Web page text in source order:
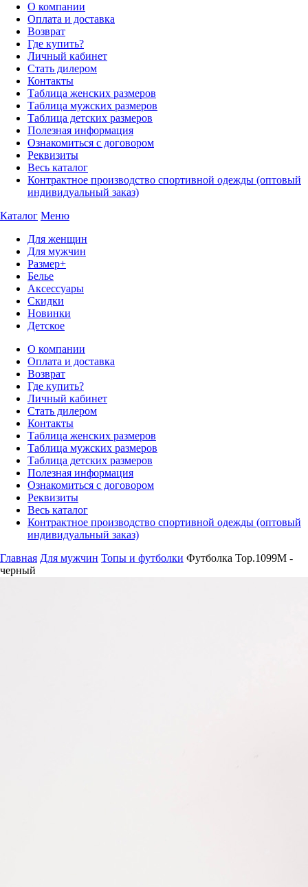
О компании
Оплата и доставка
Возврат
Где купить?
Личный кабинет
Стать дилером
Контакты
Таблица женских размеров
Таблица мужских размеров
Таблица детских размеров
Полезная информация
Ознакомиться с договором
Реквизиты
Весь каталог
Контрактное производство спортивной одежды (оптовый
индивидуальный заказ)
Каталог Меню
Для женщин
Для мужчин
Размер+
Белье
Аксессуары
Скидки
Новинки
Детское
О компании
Оплата и доставка
Возврат
Где купить?
Личный кабинет
Стать дилером
Контакты
Таблица женских размеров
Таблица мужских размеров
Таблица детских размеров
Полезная информация
Ознакомиться с договором
Реквизиты
Весь каталог
Контрактное производство спортивной одежды (оптовый
индивидуальный заказ)
Главная Для мужчин Топы и футболки Футболка Top.1099M -
черный